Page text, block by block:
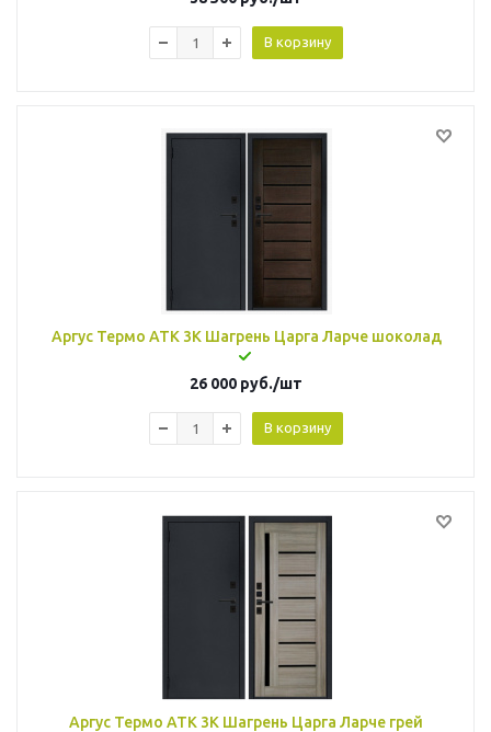
В корзину
Аргус Термо АТК 3К Шагрень Царга Ларче шоколад
26 000 руб./шт
В корзину
Аргус Термо АТК 3К Шагрень Царга Ларче грей